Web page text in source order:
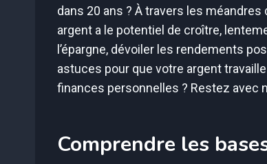
dans 20 ans ? À travers les
argent a le potentiel de croître,
l’épargne, dévoiler les rendements
astuces pour que votre argent
finances personnelles ? Restez avec
Comprendre les